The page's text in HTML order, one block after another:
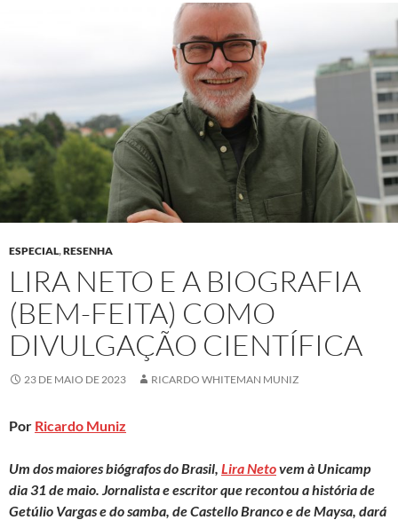
ESPECIAL,RESENHA
LIRA NETO E A BIOGRAFIA
(BEM-FEITA) COMO
DIVULGAÇÃO CIENTÍFICA
23 DE MAIO DE 2023 RICARDO WHITEMAN MUNIZ
Por Ricardo Muniz
Um dos maiores biógrafos do Brasil, Lira Netovem à Unicamp
dia 31 de maio. Jornalista e escritor que recontou a história de
Getúlio Vargas e do samba, de Castello Branco e de Maysa, dará